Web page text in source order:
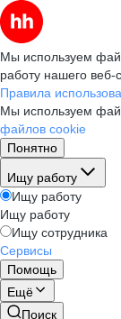
Мы используем
работу нашего веб-
Правила
Мы используем
файлов cookie
Понятно
Ищу работу
Ищу работу
Ищу работу
Ищу сотрудника
Сервисы
Помощь
Ещё
Поиск